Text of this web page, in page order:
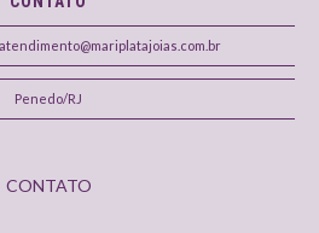
atendimento@mariplatajoias.com.br
Penedo/RJ
CONTATO